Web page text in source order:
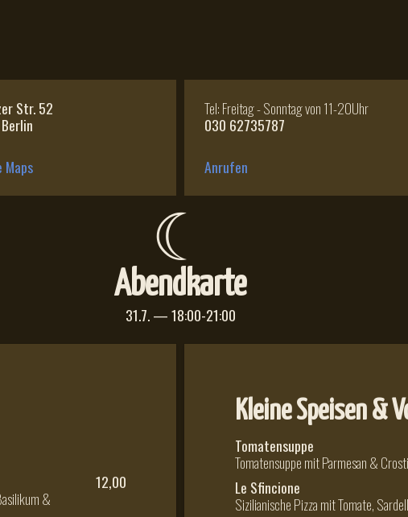
Str. 52
Maps
Tel: Freitag - Sonntag von 11-20Uhr
030 62735787
Anrufen
☾
Abendkarte
31.7. — 18:00-21:00
&
12,00
Kleine Speisen &
Tomatensuppe
Tomatensuppe mit Parmesan &
Le Sfincione
Sizilianische Pizza mit Tomate,